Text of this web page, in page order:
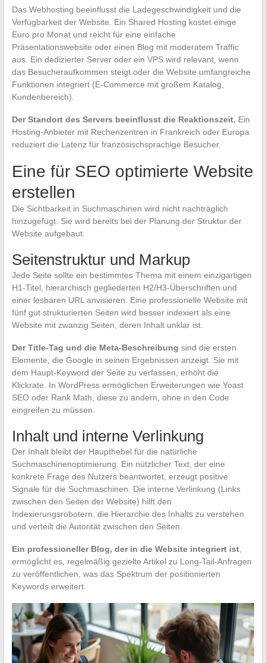
Das Webhosting beeinflusst die Ladegeschwindigkeit und die
Verfügbarkeit der Website. Ein Shared Hosting kostet einige
Euro pro Monat und reicht für eine einfache
Präsentationswebsite oder einen Blog mit moderatem Traffic
aus. Ein dedizierter Server oder ein VPS wird relevant, wenn
das Besucheraufkommen steigt oder die Website umfangreiche
Funktionen integriert (E-Commerce mit großem Katalog,
Kundenbereich).
Der Standort des Servers beeinflusst die Reaktionszeit. Ein
Hosting-Anbieter mit Rechenzentren in Frankreich oder Europa
reduziert die Latenz für französischsprachige Besucher.
Eine für SEO optimierte Website
erstellen
Die Sichtbarkeit in Suchmaschinen wird nicht nachträglich
hinzugefügt. Sie wird bereits bei der Planung der Struktur der
Website aufgebaut.
Seitenstruktur und Markup
Jede Seite sollte ein bestimmtes Thema mit einem einzigartigen
H1-Titel, hierarchisch gegliederten H2/H3-Überschriften und
einer lesbaren URL anvisieren. Eine professionelle Website mit
fünf gut strukturierten Seiten wird besser indexiert als eine
Website mit zwanzig Seiten, deren Inhalt unklar ist.
Der Title-Tag und die Meta-Beschreibung sind die ersten
Elemente, die Google in seinen Ergebnissen anzeigt. Sie mit
dem Haupt-Keyword der Seite zu verfassen, erhöht die
Klickrate. In WordPress ermöglichen Erweiterungen wie Yoast
SEO oder Rank Math, diese zu ändern, ohne in den Code
eingreifen zu müssen.
Inhalt und interne Verlinkung
Der Inhalt bleibt der Haupthebel für die natürliche
Suchmaschinenoptimierung. Ein nützlicher Text, der eine
konkrete Frage des Nutzers beantwortet, erzeugt positive
Signale für die Suchmaschinen. Die interne Verlinkung (Links
zwischen den Seiten der Website) hilft den
Indexierungsrobotern, die Hierarchie des Inhalts zu verstehen
und verteilt die Autorität zwischen den Seiten.
Ein professioneller Blog, der in die Website integriert ist,
ermöglicht es, regelmäßig gezielte Artikel zu Long-Tail-Anfragen
zu veröffentlichen, was das Spektrum der positionierten
Keywords erweitert.